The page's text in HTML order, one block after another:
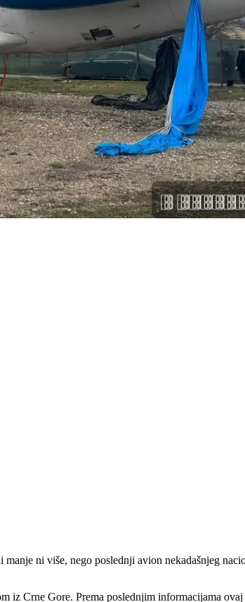
ni više, nego poslednji avion nekadašnjeg
iz Crne Gore. Prema poslednjim informacijama